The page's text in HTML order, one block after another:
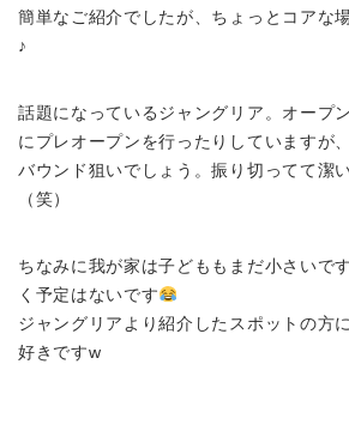
簡単なご紹介でしたが、ちょっとコアな
♪
話題になっているジャングリア。オープ
にプレオープンを行ったりしていますが
バウンド狙いでしょう。振り切ってて潔
（笑）
ちなみに我が家は子どももまだ小さいで
く予定はないです
ジャングリアより紹介したスポットの方
好きですw